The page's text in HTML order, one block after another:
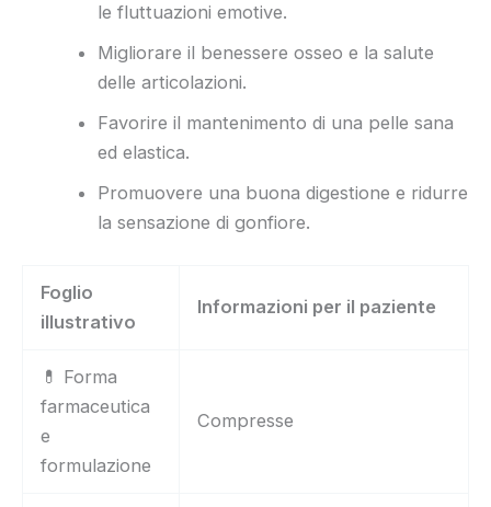
le fluttuazioni emotive.
Migliorare il benessere osseo e la salute
delle articolazioni.
Favorire il mantenimento di una pelle sana
ed elastica.
Promuovere una buona digestione e ridurre
la sensazione di gonfiore.
Foglio
illustrativo
Informazioni per il paziente
💊 Forma
farmaceutica
e
formulazione
Compresse